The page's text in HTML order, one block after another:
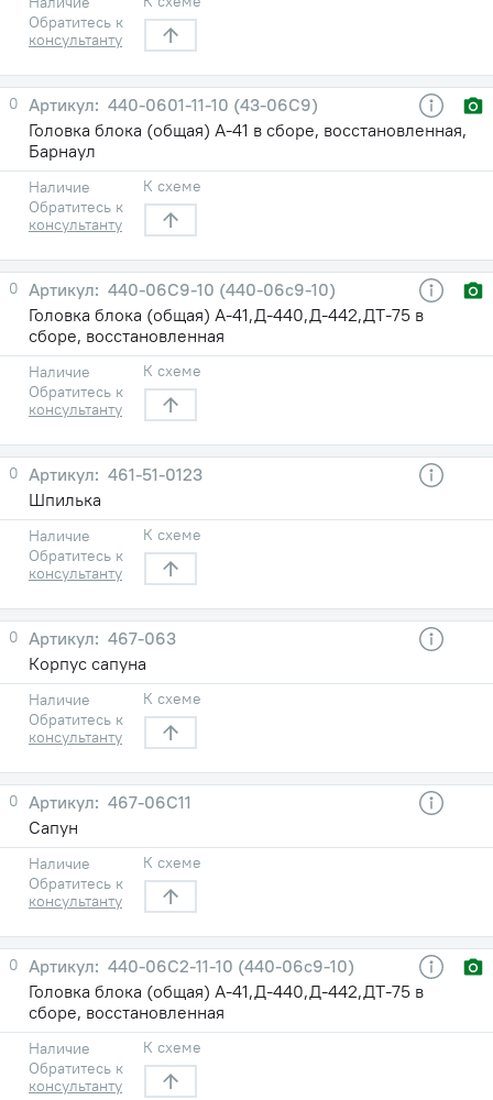
Обратитесь к
консультанту
0
440-0601-11-10 (43-06С9)
Головка блока (общая) А-41 в сборе, восстановленная,
Барнаул
Наличие
Обратитесь к
консультанту
К схеме
0
440-06С9-10 (440-06с9-10)
Головка блока (общая) А-41,Д-440,Д-442,ДТ-75 в
сборе, восстановленная
Наличие
Обратитесь к
консультанту
К схеме
0
461-51-0123
Шпилька
Наличие
Обратитесь к
консультанту
К схеме
0
467-063
Корпус сапуна
Наличие
Обратитесь к
консультанту
К схеме
0
467-06С11
Сапун
Наличие
Обратитесь к
консультанту
К схеме
0
440-06С2-11-10 (440-06с9-10)
Головка блока (общая) А-41,Д-440,Д-442,ДТ-75 в
сборе, восстановленная
Наличие
Обратитесь к
консультанту
К схеме